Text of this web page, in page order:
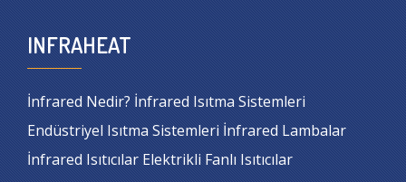
INFRAHEAT
İnfrared Nedir? İnfrared Isıtma Sistemleri
Endüstriyel Isıtma Sistemleri İnfrared Lambalar
İnfrared Isıtıcılar Elektrikli Fanlı Isıtıcılar